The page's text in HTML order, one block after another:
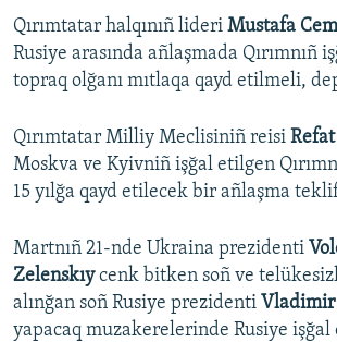
Qırımtatar halqınıñ lideri Mustafa
Rusiye arasında añlaşmada Qırımnıñ
topraq olğanı mıtlaqa qayd etilmeli,
Qırımtatar Milliy Meclisiniñ reisi
Moskva ve Kyivniñ işğal etilgen
15 yılğa qayd etilecek bir añlaşma
Martnıñ 21-nde Ukraina prezidenti
Zelenskıycenk bitken soñ ve
alınğan soñ Rusiye prezidenti
yapacaq muzakerelerinde Rusiye işğal